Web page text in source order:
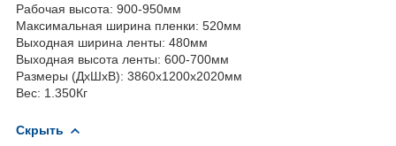
Рабочая высота: 900-950мм
Максимальная ширина пленки: 520мм
Выходная ширина ленты: 480мм
Выходная высота ленты: 600-700мм
Размеры (ДхШхВ): 3860x1200x2020мм
Вес: 1.350Кг
Скрыть